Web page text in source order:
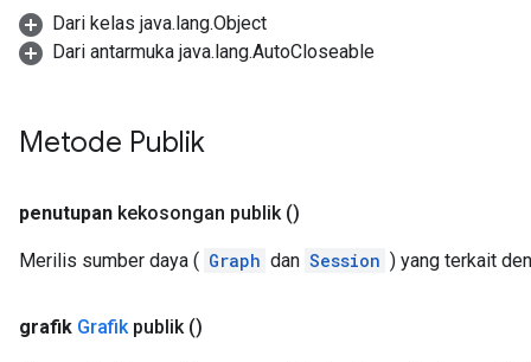
Dari kelas java.lang.Object
Dari antarmuka java.lang.AutoCloseable
Metode Publik
penutupan kekosongan publik ()
Merilis sumber daya ( Graph dan Session ) yang terkait
grafik Grafikpublik ()